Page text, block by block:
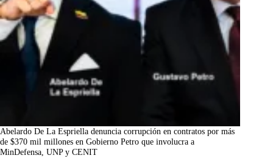
Abelardo De La Espriella denuncia corrupción en contratos por más
de $370 mil millones en Gobierno Petro que involucra a
MinDefensa, UNP y CENIT